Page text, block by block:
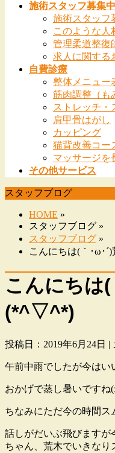
施術スタッフ募集中
施術スタッフ
このような人
管理柔道整復
求人に関する
自費診療
整体メニュー
筋肉調整（も
ストレッチ・
肩甲骨はがし
カッピング
猫背改善コー
マッサージを
その他サービス
スタッフブログ
HOME »
スタッフブログ »
スタッフブログ »
こんにちは(｀･ω･
こんにちは
(*^▽^*)
投稿日：2019年6月24日 |
午前中雨でしたが今は
おかげで蒸し暑いですね
ちなみにただ今の時間ス
話しがだいぶ飛びますが
ちゃん、荒木でいきなり